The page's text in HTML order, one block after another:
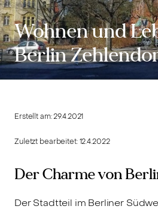
Wohnen und
Berlin
Erstellt am:29.4.2021
Zuletzt bearbeitet:12.4.2022
Der Charme von
Der Stadtteil im Berliner